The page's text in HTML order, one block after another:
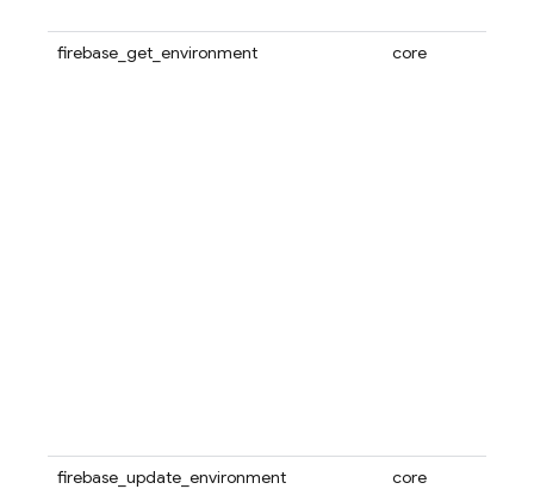
firebase_get_environment core
firebase_update_environment core